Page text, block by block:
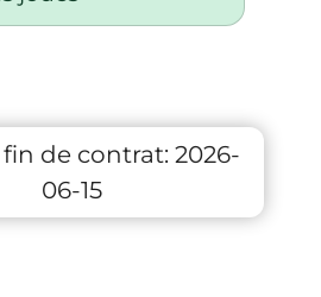
de contrat: 2026-
06-15